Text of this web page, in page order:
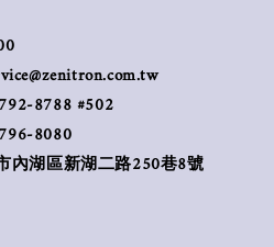
8788 #502
8080
內湖區新湖二路250巷8號